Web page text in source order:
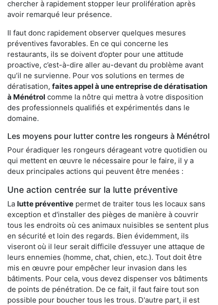
chercher à rapidement stopper leur prolifération après
avoir remarqué leur présence.
Il faut donc rapidement observer quelques mesures
préventives favorables. En ce qui concerne les
restaurants, ils se doivent d’opter pour une attitude
proactive, c’est-à-dire aller au-devant du problème avant
qu’il ne survienne. Pour vos solutions en termes de
dératisation, faites appel à une entreprise de dératisation
à Ménétrol comme la nôtre qui mettra à votre disposition
des professionnels qualifiés et expérimentés dans le
domaine.
Les moyens pour lutter contre les rongeurs à Ménétrol
Pour éradiquer les rongeurs dérageant votre quotidien ou
qui mettent en œuvre le nécessaire pour le faire, il y a
deux principales actions qui peuvent être menées :
Une action centrée sur la lutte préventive
La lutte préventive permet de traiter tous les locaux sans
exception et d'installer des pièges de manière à couvrir
tous les endroits où ces animaux nuisibles se sentent plus
en sécurité et loin des regards. Bien évidemment, ils
viseront où il leur serait difficile d’essuyer une attaque de
leurs ennemies (homme, chat, chien, etc.). Tout doit être
mis en œuvre pour empêcher leur invasion dans les
bâtiments. Pour cela, vous devez dispenser vos bâtiments
de points de pénétration. De ce fait, il faut faire tout son
possible pour boucher tous les trous. D'autre part, il est